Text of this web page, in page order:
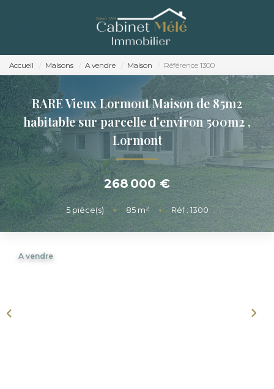
ACCUEIL
ACHETER
ESTIMER
NOTRE AGENCE
RECRUTEMENT
CONTACT
Accueil Maisons A vendre Maison Référence 1300
RARE Vieux Lormont Maison de 85m2
habitable sur parcelle d'environ 500m2,
Lormont
268 000 €
5pièce(s) • 85m² • Réf : 1300
A vendre